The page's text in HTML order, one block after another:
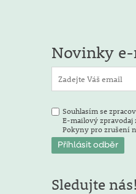
Novinky
Souhlasím se
E-mailový zpravodaj
Pokyny pro zrušení
Sledujte nás!